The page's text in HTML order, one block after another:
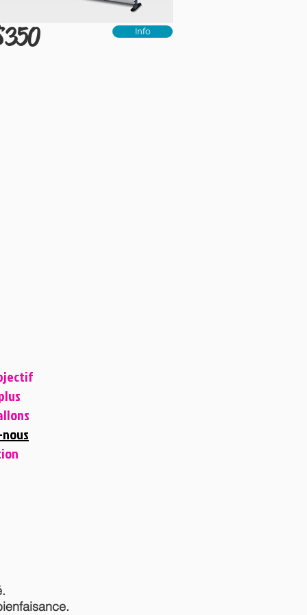
Info